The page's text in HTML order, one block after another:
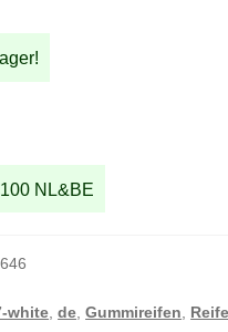
NL&BE
white ,de ,Gummireifen